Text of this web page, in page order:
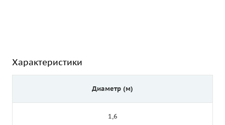
Характеристики
Диаметр (м)
1,6